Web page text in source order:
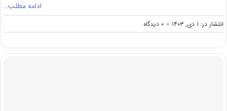
ادامه مطلب…
انتشار در: ۱ دی, ۱۴۰۳ -- ۰ دیدگاه
on
سوالات
پاسخنامه